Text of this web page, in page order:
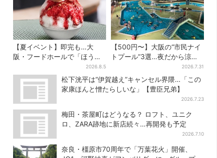
【夏イベント】即完も…大
阪・フードホールで「ほうせ
き箱」の“限定かき氷”が復
活！一夜限りの盆踊りも
2026.8.5
【500円〜】大阪の“市民ナイ
トプール”3選…夜だから涼し
2026.7.31
松下洸平は“伊賀越え”キャンセル界隈…「この
家康ほんと憎たらしいな」【豊臣兄弟】
2026.7.23
梅田・茶屋町はどうなる？ ロフト、ユニク
ロ、ZARA跡地に新店続々…再開発も予定
2026.7.10
奈良・橿原市70周年で「万葉花火」開催、